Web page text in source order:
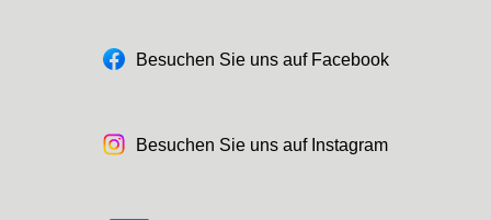
Besuchen Sie uns auf Facebook
Besuchen Sie uns auf Instagram